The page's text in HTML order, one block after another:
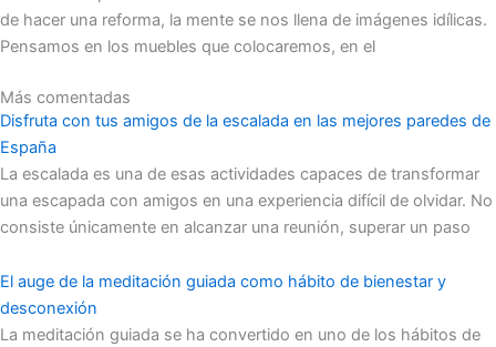
de hacer una reforma, la mente se nos llena de imágenes idílicas.
Pensamos en los muebles que colocaremos, en el
Más comentadas
Disfruta con tus amigos de la escalada en las mejores paredes de
España
La escalada es una de esas actividades capaces de transformar
una escapada con amigos en una experiencia difícil de olvidar. No
consiste únicamente en alcanzar una reunión, superar un paso
El auge de la meditación guiada como hábito de bienestar y
desconexión
La meditación guiada se ha convertido en uno de los hábitos de